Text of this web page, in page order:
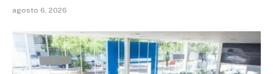
agosto 6, 2026